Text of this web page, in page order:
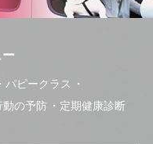
パピークラス
動の予防 定期健康診断